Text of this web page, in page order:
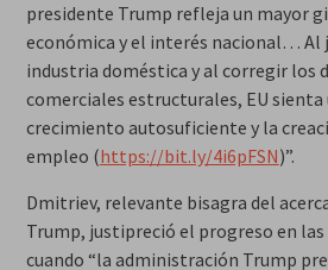
presidente Trump refleja un mayor
económica y el interés nacional… Al
industria doméstica y al corregir los
comerciales estructurales, EU
crecimiento autosuficiente y la
empleo (https://bit.ly/4i6pFSN)”.
Dmitriev, relevante bisagra del
Trump, justipreció el progreso en las
cuando “la administración Trump